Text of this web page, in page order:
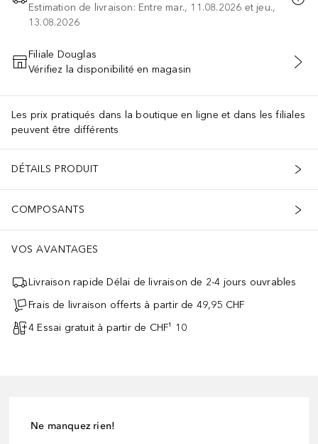
Estimation de livraison: Entre mar., 11.08.2026 et jeu.,
13.08.2026
AJOUTER AU PANIER
Filiale Douglas
Vérifiez la disponibilité en magasin
Les prix pratiqués dans la boutique en ligne et dans les filiales
peuvent être différents
DÉTAILS PRODUIT
COMPOSANTS
VOS AVANTAGES
Livraison rapide Délai de livraison de 2-4 jours ouvrables
Frais de livraison offerts à partir de 49,95 CHF
4 Essai gratuit à partir de CHF¹ 10
Ne manquez rien!